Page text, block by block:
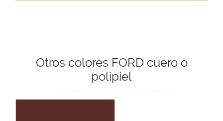
Otros colores FORD cuero o
polipiel